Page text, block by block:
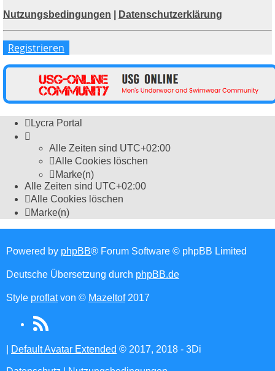
Nutzungsbedingungen
Datenschutzerklärung
Registrieren
Lycra Portal
Alle Zeiten sind UTC+02:00
Alle Cookies löschen
Marke(n)
Alle Zeiten sind UTC+02:00
Alle Cookies löschen
Marke(n)
Powered by phpBB® Forum Software © phpBB Limited
Deutsche Übersetzung durch phpBB.de
Style proflatvon © Mazeltof2017
RSS
(Opens
Default Avatar Extended © 2017, 2018 - 3Di